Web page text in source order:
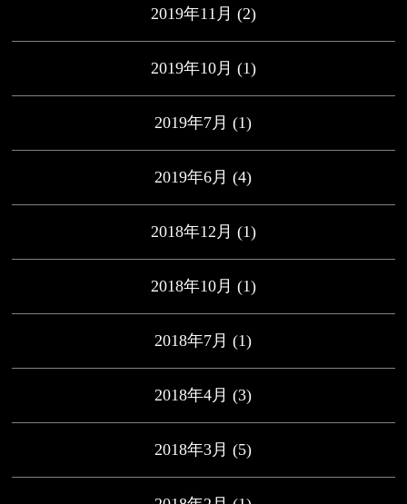
2019年11月 (2)
2019年10月 (1)
2019年7月 (1)
2019年6月 (4)
2018年12月 (1)
2018年10月 (1)
2018年7月 (1)
2018年4月 (3)
2018年3月 (5)